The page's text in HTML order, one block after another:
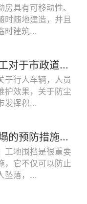
房具有可移动性、
时随地建造，并且
时建筑...
对于市政道...
于行人车辆，人员
护效果，关于防尘
发挥积...
的预防措施...
工地围挡是很重要
，它不仅可以防止
坠落，...